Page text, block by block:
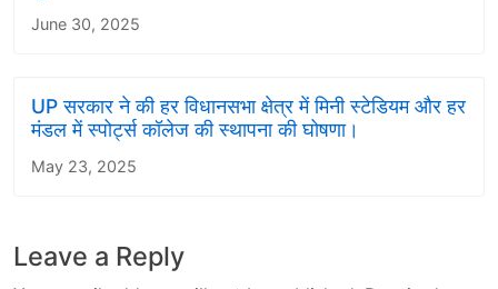
June 30, 2025
UP सरकार ने की हर विधानसभा क्षेत्र में मिनी स्टेडियम और हर
मंडल में स्पोर्ट्स कॉलेज की स्थापना की घोषणा।
May 23, 2025
Leave a Reply